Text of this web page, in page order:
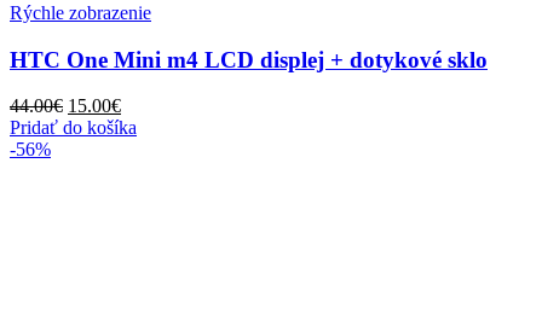
Rýchle zobrazenie
HTC One Mini m4 LCD displej + dotykové sklo
44.00€ Pôvodná
cena
15.00€Aktuálna
cena
Pridať do košíka
-56%